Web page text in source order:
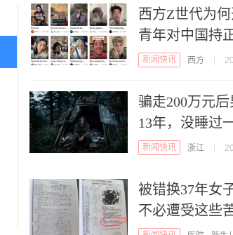
西方Z世代为
青年对中国持
新闻快讯 西方
骗走200万元
13年，没睡过
新闻快讯 浙江
被错换37年女
不必遭受这些